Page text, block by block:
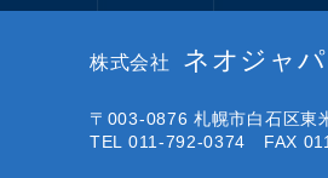
株式会社 ネオジャパ
〒003-0876 札幌市白石区東
TEL 011-792-0374 FAX